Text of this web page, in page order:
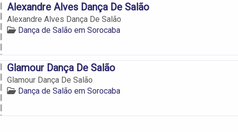
Alexandre Alves Dança De Salão
Alexandre Alves Dança De Salão
Dança de Salão em Sorocaba
Glamour Dança De Salão
Glamour Dança De Salão
Dança de Salão em Sorocaba